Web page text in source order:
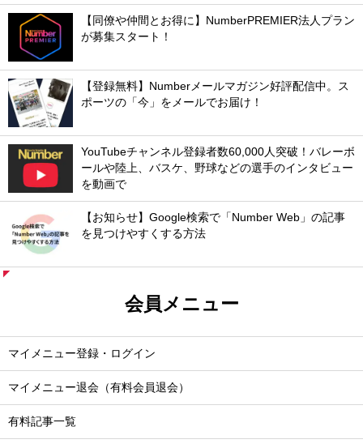
【同僚や仲間とお得に】NumberPREMIER法人プラン
が募集スタート！
【登録無料】Numberメールマガジン好評配信中。ス
ポーツの「今」をメールでお届け！
YouTubeチャンネル登録者数60,000人突破！バレーボ
ールや陸上、バスケ、野球などの選手のインタビュー
を動画で
【お知らせ】Google検索で「Number Web」の記事
を見つけやすくする方法
会員メニュー
マイメニュー登録・ログイン
マイメニュー退会（有料会員退会）
有料記事一覧